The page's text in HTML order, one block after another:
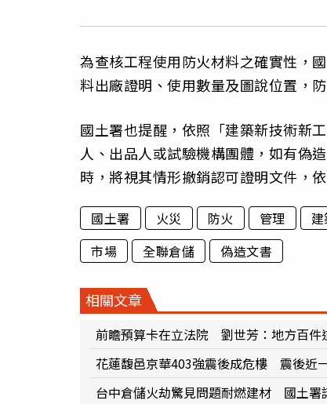
為查核工程使用防火材料之確實性，
料出廠證明、使用數量及圖說位置，
國土署也提醒，依照「建築新技術新
人、出品人或試驗機構團體，如有偽
時，將視其情形撤銷認可證明文件，
國土署 火災 防火 管理
市場
全聯倉儲 偽造文書
相關文章
前瞻預算卡在立法院 劉世芳：地方百件
花蓮馥邑京華403強震後成危樓 震後近
台中倉儲火劫驚見問題耐燃建材 國土署